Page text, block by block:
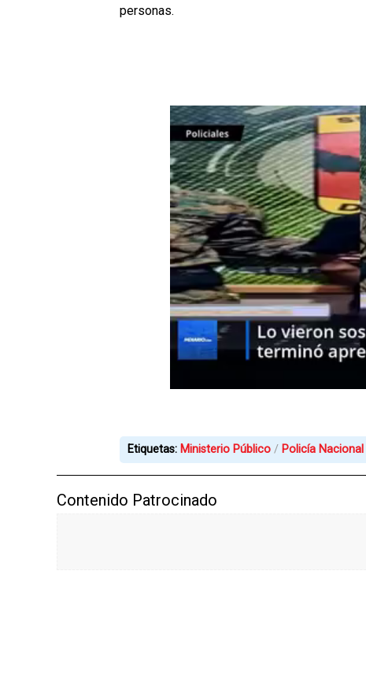
personas.
Etiquetas: Ministerio Público Policía Nacional
Contenido Patrocinado